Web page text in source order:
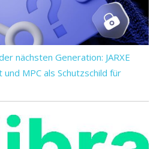
nächsten Generation: JARXE
MPC als Schutzschild für